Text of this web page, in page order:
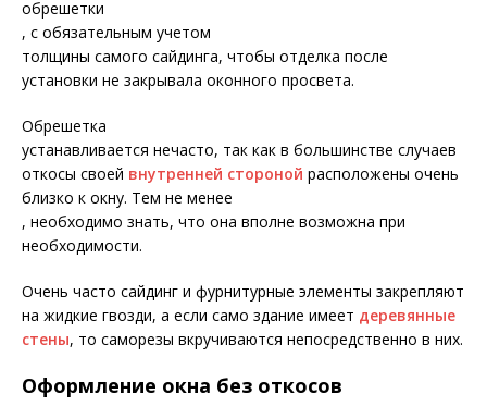
обрешетки
, с обязательным учетом
толщины самого сайдинга, чтобы отделка после
установки не закрывала оконного просвета.
Обрешетка
устанавливается нечасто, так как в большинстве случаев
откосы своей внутренней стороной расположены очень
близко к окну. Тем не менее
, необходимо знать, что она вполне возможна при
необходимости.
Очень часто сайдинг и фурнитурные элементы закрепляют
на жидкие гвозди, а если само здание имеет деревянные
стены, то саморезы вкручиваются непосредственно в них.
Оформление окна без откосов